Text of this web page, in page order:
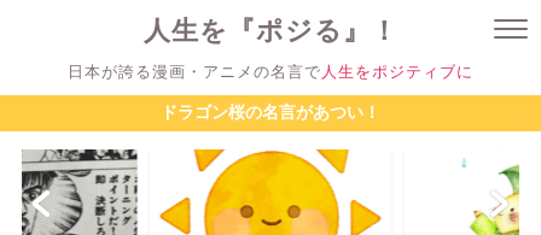
人生を『ポジる』！
日本が誇る漫画・アニメの名言で 人生をポジティブに
ドラゴン桜の名言があつい！